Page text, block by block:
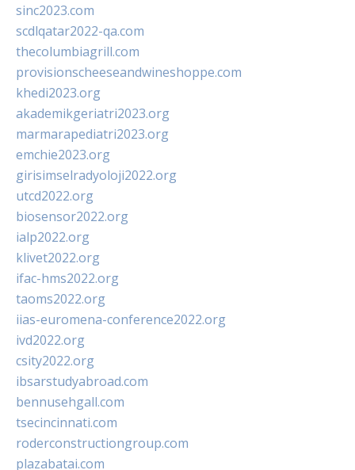
sinc2023.com
scdlqatar2022-qa.com
thecolumbiagrill.com
provisionscheeseandwineshoppe.com
khedi2023.org
akademikgeriatri2023.org
marmarapediatri2023.org
emchie2023.org
girisimselradyoloji2022.org
utcd2022.org
biosensor2022.org
ialp2022.org
klivet2022.org
ifac-hms2022.org
taoms2022.org
iias-euromena-conference2022.org
ivd2022.org
csity2022.org
ibsarstudyabroad.com
bennusehgall.com
tsecincinnati.com
roderconstructiongroup.com
plazabatai.com